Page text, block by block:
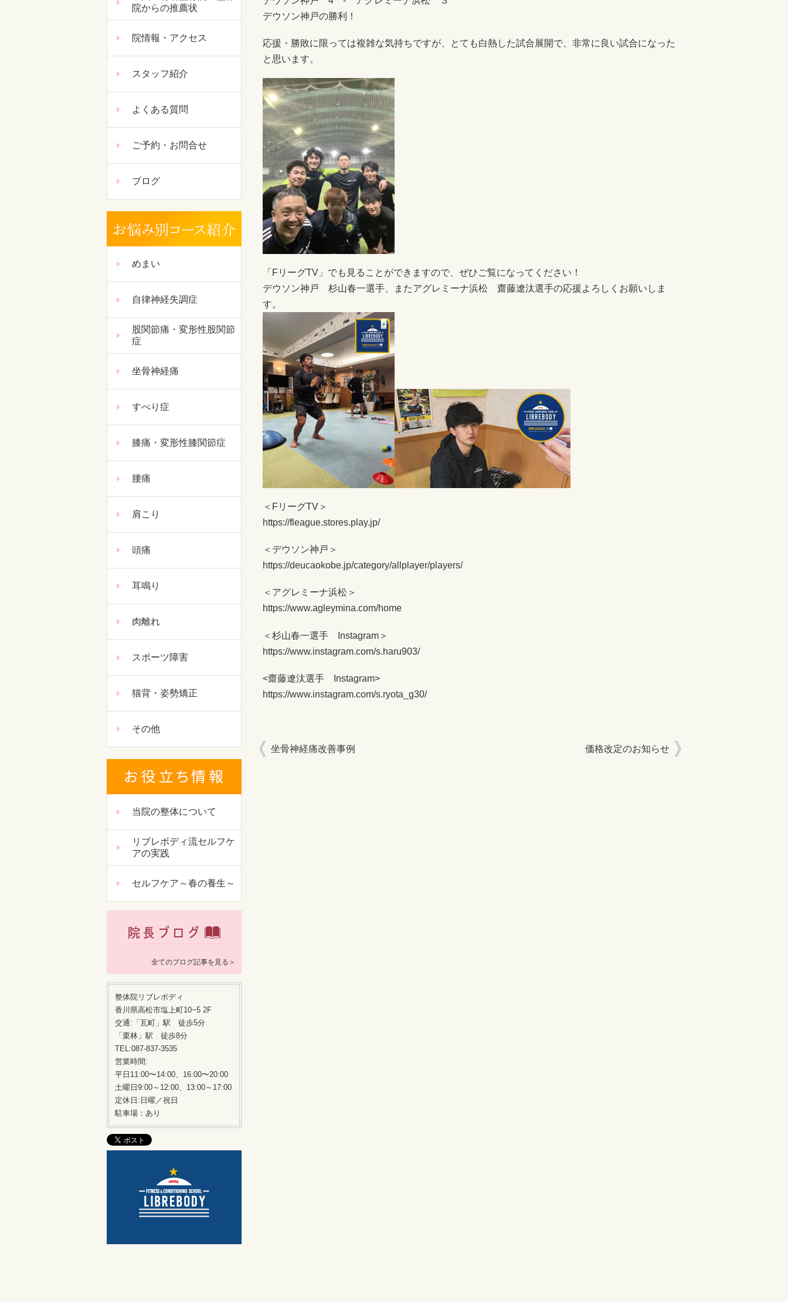
院からの推薦状
院情報・アクセス
スタッフ紹介
よくある質問
ご予約・お問合せ
ブログ
めまい
自律神経失調症
股関節痛・変形性股関節
症
坐骨神経痛
すべり症
膝痛・変形性膝関節症
腰痛
肩こり
頭痛
耳鳴り
肉離れ
スポーツ障害
猫背・姿勢矯正
その他
当院の整体について
リブレボディ流セルフケ
アの実践
セルフケア～春の養生～
全てのブログ記事を見る＞
整体院リブレボディ
香川県高松市塩上町10−5 2F
交通:「瓦町」駅 徒歩5分
「栗林」駅 徒歩8分
TEL:087-837-3535
営業時間:
平日11:00〜14:00、16:00〜20:00
土曜日9:00～12:00、13:00～17:00
定休日:日曜／祝日
駐車場：あり
デウソン神戸の勝利！
応援・勝敗に限っては複雑な気持ちですが、とても白熱した試合展開で、非常に良い試合になった
と思います。
「FリーグTV」でも見ることができますので、ぜひご覧になってください！
デウソン神戸 杉山春一選手、またアグレミーナ浜松 齋藤遼汰選手の応援よろしくお願いしま
す。
＜FリーグTV＞
https://fleague.stores.play.jp/
＜デウソン神戸＞
https://deucaokobe.jp/category/allplayer/players/
＜アグレミーナ浜松＞
https://www.agleymina.com/home
＜杉山春一選手 Instagram＞
https://www.instagram.com/s.haru903/
<齋藤遼汰選手 Instagram>
https://www.instagram.com/s.ryota_g30/
坐骨神経痛改善事例 価格改定のお知らせ